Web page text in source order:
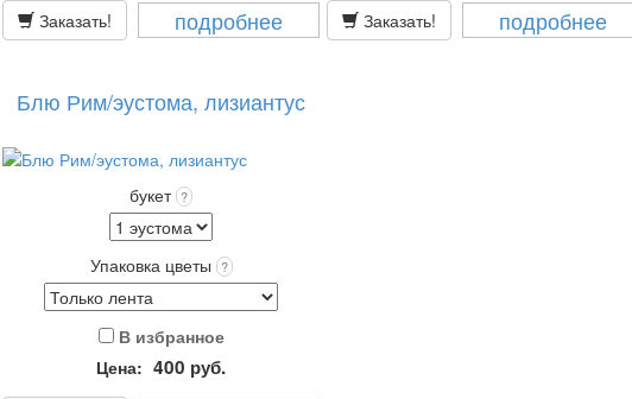
Заказать! подробнее Заказать! подробнее
Блю Рим/эустома, лизиантус
букет ?
Упаковка цветы ?
В избранное
Цена: 400 руб.